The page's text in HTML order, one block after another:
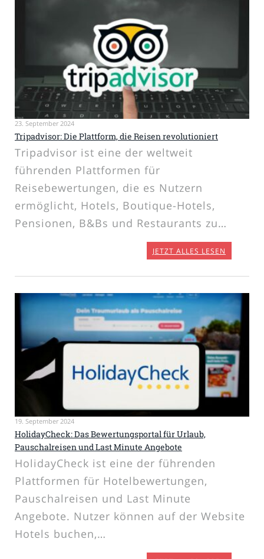
23. September 2024
Tripadvisor: Die Plattform, die Reisen revolutioniert
Tripadvisor ist eine der weltweit
führenden Plattformen für
Reisebewertungen, die es Nutzern
ermöglicht, Hotels, Boutique-Hotels,
Pensionen, B&Bs und Restaurants zu…
JETZT ALLES LESEN
19. September 2024
HolidayCheck: Das Bewertungsportal für Urlaub,
Pauschalreisen und Last Minute Angebote
HolidayCheck ist eine der führenden
Plattformen für Hotelbewertungen,
Pauschalreisen und Last Minute
Angebote. Nutzer können auf der Website
Hotels buchen,…